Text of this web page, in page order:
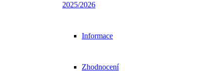
2025/2026
Informace
Zhodnocení